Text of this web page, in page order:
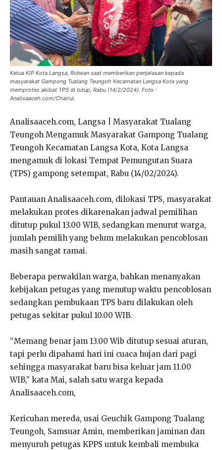
Ketua KIP Kota Langsa, Ridwan saat memberikan penjelasan kepada
masyarakat Gampong Tualang Teungoh Kecamatan Langsa Kota yang
memprotes akibat TPS di tutup, Rabu (14/2/2024). Foto :
Analisaaceh.com/Chairul.
Analisaaceh.com, Langsa | Masyarakat Tualang
Teungoh Mengamuk Masyarakat Gampong Tualang
Teungoh Kecamatan Langsa Kota, Kota Langsa
mengamuk di lokasi Tempat Pemungutan Suara
(TPS) gampong setempat, Rabu (14/02/2024).
Pantauan Analisaaceh.com, dilokasi TPS, masyarakat
melakukan protes dikarenakan jadwal pemilihan
ditutup pukul 13.00 WIB, sedangkan menurut warga,
jumlah pemilih yang belum melakukan pencoblosan
masih sangat ramai.
Beberapa perwakilan warga, bahkan menanyakan
kebijakan petugas yang menutup waktu pencoblosan
sedangkan pembukaan TPS baru dilakukan oleh
petugas sekitar pukul 10.00 WIB.
“Memang benar jam 13.00 Wib ditutup sesuai aturan,
tapi perlu dipahami hari ini cuaca hujan dari pagi
sehingga masyarakat baru bisa keluar jam 11.00
WIB,” kata Mai, salah satu warga kepada
Analisaaceh.com,
Kericuhan mereda, usai Geuchik Gampong Tualang
Teungoh, Samsuar Amin, memberikan jaminan dan
menyuruh petugas KPPS untuk kembali membuka